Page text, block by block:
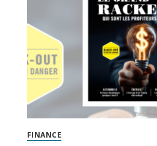
FINANCE